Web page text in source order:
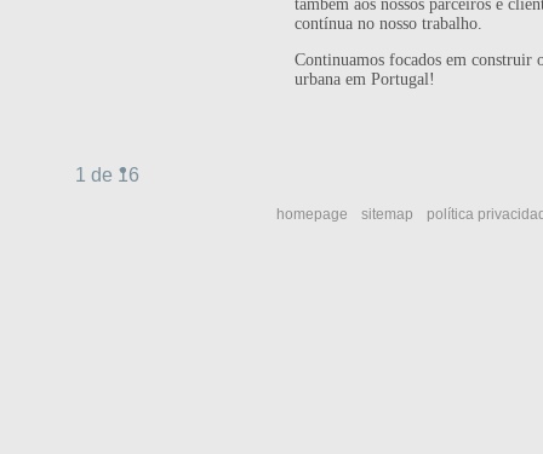
também aos nossos parceiros e
contínua no nosso trabalho.
Continuamos focados em construir
urbana em Portugal!
1 de 16
homepage sitemap política